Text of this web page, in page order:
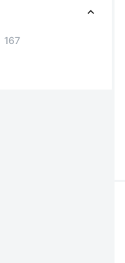
167